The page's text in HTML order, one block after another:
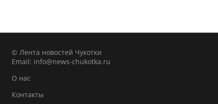
© Лента новостей Чукотки
Email: info@news-chukotka.ru
О нас
Контакты